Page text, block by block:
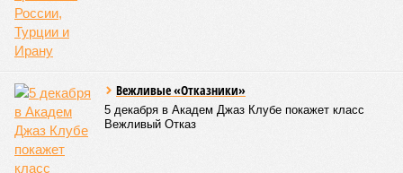
Вежливые «Отказники»
5 декабря в Академ Джаз Клубе покажет класс
Вежливый Отказ